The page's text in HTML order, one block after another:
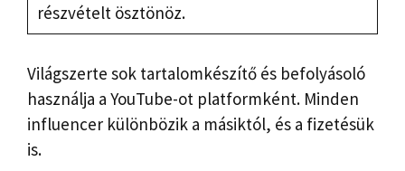
részvételt ösztönöz.
Világszerte sok tartalomkészítő és befolyásoló
használja a YouTube-ot platformként. Minden
influencer különbözik a másiktól, és a fizetésük
is.